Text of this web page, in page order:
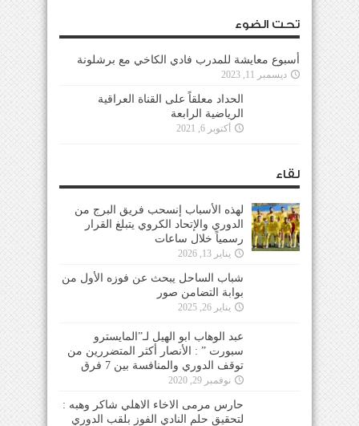
تحت الضوء
أسبوع معايشة للمدرب فادي الكاخي مع برشلونة
ديسمبر 11, 2023
الحداد معلقاً على القناة العراقية
الرياضية الرابعة
أكتوبر 6, 2021
لقاء
لهذه الأسباب إنسحب فريق البرج من
الدوري والإتحاد الكروي يتبلغ القرار
رسمياً خلال ساعات
يناير 13, 2026
شباب الساحل يبحث عن فوزه الأول من
بوابة التضامن صور
يناير 26, 2025
عبد الوهاب ابو الهيل لـ”المايسترو
سبورت ” : الأنصار أكثر المتضررين من
توقف الدوري والمنافسة بين 7 فرق
نوفمبر 29, 2020
حارس مرمى الاخاء الاهلي شاكر وهبه :
لتحقيق حلم النادي الفوز بلقب الدوري